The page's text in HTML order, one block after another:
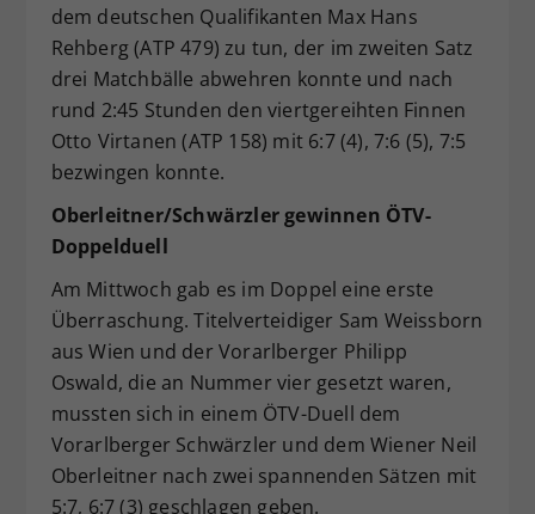
dem deutschen Qualifikanten Max Hans
Rehberg (ATP 479) zu tun, der im zweiten Satz
drei Matchbälle abwehren konnte und nach
rund 2:45 Stunden den viertgereihten Finnen
Otto Virtanen (ATP 158) mit 6:7 (4), 7:6 (5), 7:5
bezwingen konnte.
Oberleitner/Schwärzler gewinnen ÖTV-
Doppelduell
Am Mittwoch gab es im Doppel eine erste
Überraschung. Titelverteidiger Sam Weissborn
aus Wien und der Vorarlberger Philipp
Oswald, die an Nummer vier gesetzt waren,
mussten sich in einem ÖTV-Duell dem
Vorarlberger Schwärzler und dem Wiener Neil
Oberleitner nach zwei spannenden Sätzen mit
5:7, 6:7 (3) geschlagen geben.